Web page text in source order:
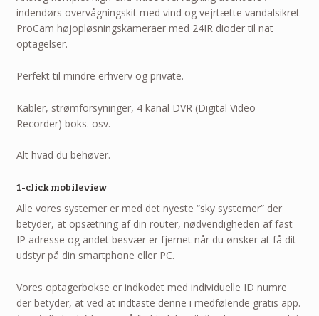
indendørs overvågningskit med vind og vejrtætte vandalsikret
ProCam højopløsningskameraer med 24IR dioder til nat
optagelser.
Perfekt til mindre erhverv og private.
Kabler, strømforsyninger, 4 kanal DVR (Digital Video
Recorder) boks. osv.
Alt hvad du behøver.
1-click mobileview
Alle vores systemer er med det nyeste “sky systemer” der
betyder, at opsætning af din router, nødvendigheden af fast
IP adresse og andet besvær er fjernet når du ønsker at få dit
udstyr på din smartphone eller PC.
Vores optagerbokse er indkodet med individuelle ID numre
der betyder, at ved at indtaste denne i medfølende gratis app.